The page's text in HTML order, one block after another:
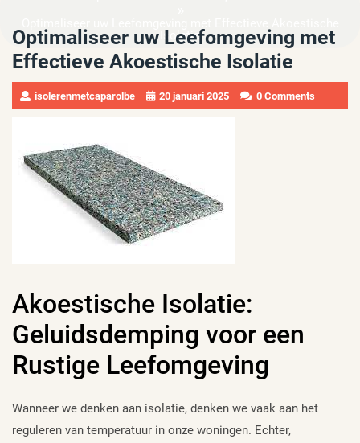
Isolatie
Optimaliseer uw Leefomgeving met
Effectieve Akoestische Isolatie
isolerenmetcaparolbe 20 januari 2025 0 Comments
Akoestische Isolatie:
Geluidsdemping voor een
Rustige Leefomgeving
Wanneer we denken aan isolatie, denken we vaak aan het
reguleren van temperatuur in onze woningen. Echter,